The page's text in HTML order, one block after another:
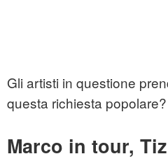
Gli artisti in questione
questa richiesta popolare?
Marco in tour,